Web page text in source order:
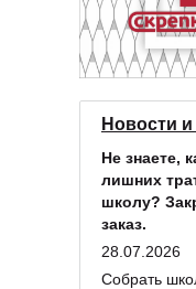
Новости и
Не знаете,
лишних
школу?
заказ.
28.07.2026
Собрать